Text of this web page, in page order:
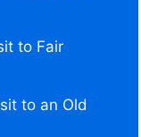
to Fair
to an Old